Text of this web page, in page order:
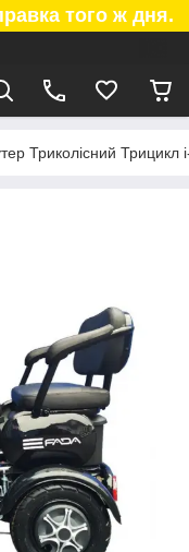
того ж дня.
Триколісний